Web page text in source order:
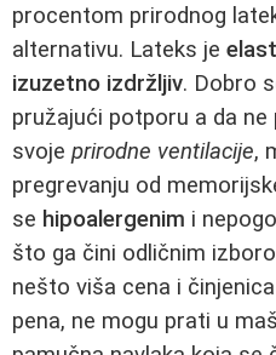
procentom prirodnog
alternativu. Lateks je
izuzetno izdržljiv. Dobro
pružajući potporu a da
svoje prirodne ventilacije,
pregrevanju od
se hipoalergenim i
što ga čini odličnim
nešto viša cena i
pena, ne mogu prati u